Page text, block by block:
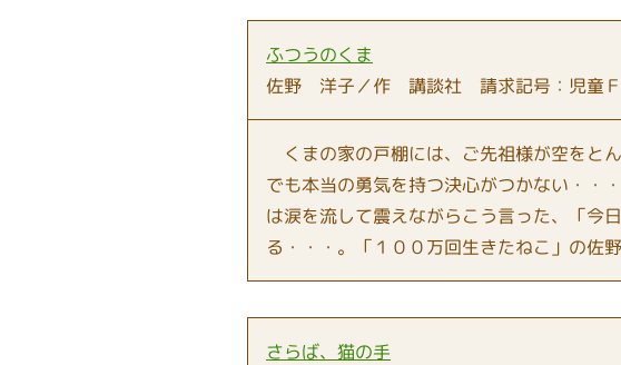
ふつうのくま
佐野 洋子／作 講談社 請求記号：児童
くまの家の戸棚には、ご先祖様が空をと
でも本当の勇気を持つ決心がつかない・・
は涙を流して震えながらこう言った、「今
る・・・。「１００万回生きたねこ」の佐
さらば、猫の手